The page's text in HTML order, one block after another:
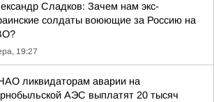
Сладков: Зачем нам экс-
солдаты воюющие за Россию на
19:27
ликвидаторам аварии на
АЭС выплатят 20 тысяч